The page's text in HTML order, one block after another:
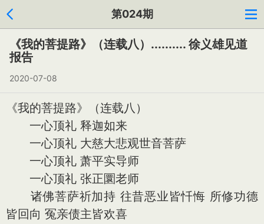
第024期
《我的菩提路》（连载八）.......... 徐义雄见道
报告
2020-07-08
《我的菩提路》（连载八）
一心顶礼 释迦如来
一心顶礼 大慈大悲观世音菩萨
一心顶礼 萧平实导师
一心顶礼 张正圜老师
诸佛菩萨祈加持 往昔恶业皆忏悔 所修功德
皆回向 冤亲债主皆欢喜